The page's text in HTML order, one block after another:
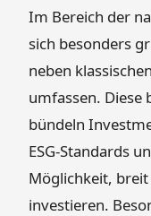
Im Bereich der
sich besonders
neben
umfassen. Diese
bündeln
ESG-Standards
Möglichkeit,
investieren.